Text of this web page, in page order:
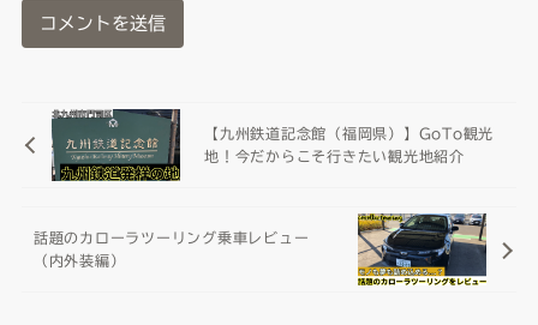
【九州鉄道記念館（福岡県）】GoTo観光
地！今だからこそ行きたい観光地紹介
話題のカローラツーリング乗車レビュー
（内外装編）